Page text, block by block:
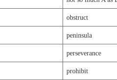
obstruct
peninsula
perseverance
prohibit